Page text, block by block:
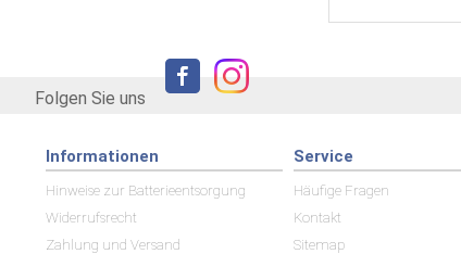
Folgen Sie uns
Informationen
Hinweise zur Batterieentsorgung
Widerrufsrecht
Zahlung und Versand
Service
Häufige Fragen
Kontakt
Sitemap